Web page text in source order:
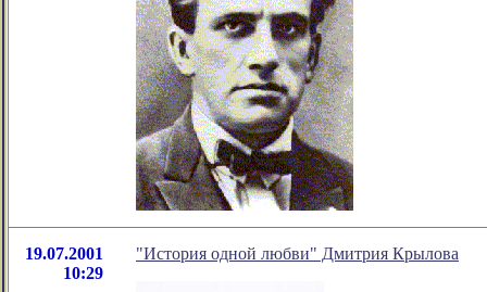
19.07.2001
10:29
"История одной любви" Дмитрия Крылова